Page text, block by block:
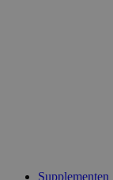
Supplementen